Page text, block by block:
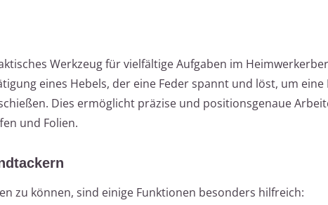
Werkzeug für vielfältige Aufgaben im
eines Hebels, der eine Feder spannt und löst, um eine
Dies ermöglicht präzise und positionsgenaue
und Folien.
zu können, sind einige Funktionen besonders hilfreich: